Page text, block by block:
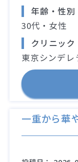
年齢・性別
30代・女性
クリニック
東京シンデレ
一重から華